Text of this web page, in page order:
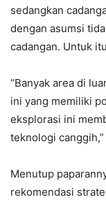
sedangkan
dengan asumsi
cadangan. Untuk
“Banyak area di
ini yang memiliki
eksplorasi ini
teknologi
Menutup
rekomendasi